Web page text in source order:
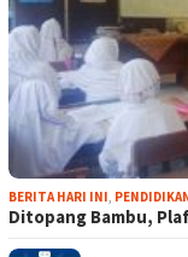
BERITA HARI INI,
Ditopang Bambu,